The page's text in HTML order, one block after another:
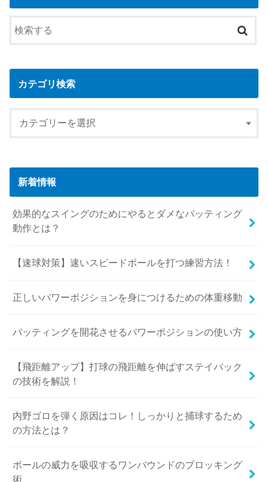
カテゴリ検索
新着情報
効果的なスイングのためにやるとダメなバッティング
動作とは？
【速球対策】速いスピードボールを打つ練習方法！
正しいパワーポジションを身につけるための体重移動
バッティングを開花させるパワーポジションの使い方
【飛距離アップ】打球の飛距離を伸ばすステイバック
の技術を解説！
内野ゴロを弾く原因はコレ！しっかりと捕球するため
の方法とは？
ボールの威力を吸収するワンバウンドのブロッキング
術